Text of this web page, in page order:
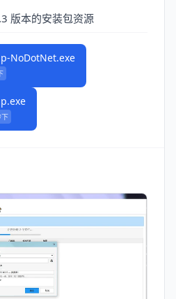
版本的安装包资源
NoDotNet.exe